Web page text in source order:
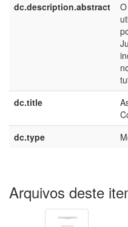
dc.description.abstract
dc.title
dc.type
Arquivos deste